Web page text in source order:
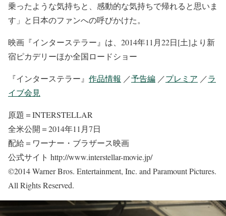
乗ったような気持ちと、感動的な気持ちで帰れると思いま
す」と日本のファンへの呼びかけた。
映画『インターステラー』は、2014年11月22日[土]より新
宿ピカデリーほか全国ロードショー
『インターステラー』 作品情報 ／予告編 ／プレミア ／ラ
イブ会見
原題＝INTERSTELLAR
全米公開＝2014年11月7日
配給＝ワーナー・ブラザース映画
公式サイト http://www.interstellar-movie.jp/
©2014 Warner Bros. Entertainment, Inc. and Paramount Pictures.
All Rights Reserved.